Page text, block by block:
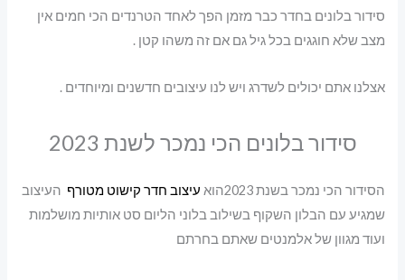
סידור בלונים בחדר כבר מזמן הפך לאחד הטרנדים הכי חמים אין
מצב שלא חוגגים בכל גיל גם אם זה משהו קטן .
אצלנו אתם יכולים לשדרג ויש לנו עיצובים חדשנים ומיוחדים .
סידור בלונים הכי נמכר לשנת 2023
הסידור הכי נמכר בשנת 2023הוא עיצוב חדר קישוט מטורף העיצוב
שמגיע עם הבלון השקוף בשילוב בלוני הליום סט אותיות מושלמות
ועוד מגוון של אלמנטים שאתם בחרתם